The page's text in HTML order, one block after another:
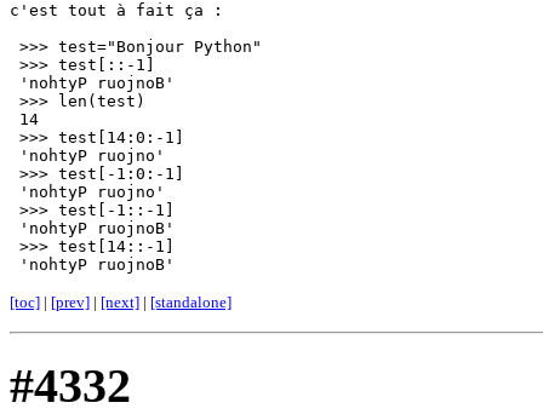
c'est tout à fait ça :
>>> test="Bonjour Python"
>>> test[::-1]
'nohtyP ruojnoB'
>>> len(test)
14
>>> test[14:0:-1]
'nohtyP ruojno'
>>> test[-1:0:-1]
'nohtyP ruojno'
>>> test[-1::-1]
'nohtyP ruojnoB'
>>> test[14::-1]
[toc] | [prev] | [next] | [standalone]
#4332